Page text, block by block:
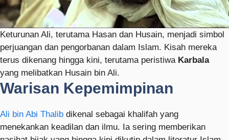
Keturunan Ali, terutama Hasan dan Husain, menjadi simbol
perjuangan dan pengorbanan dalam Islam. Kisah mereka
terus dikenang hingga kini, terutama peristiwa Karbala
yang melibatkan Husain bin Ali.
Warisan Kepemimpinan
Ali bin Abi Thalib dikenal sebagai khalifah yang
menekankan keadilan dan ilmu. Ia sering memberikan